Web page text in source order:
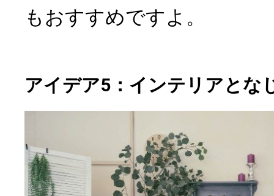
もおすすめですよ。
アイデア5：インテリアとな